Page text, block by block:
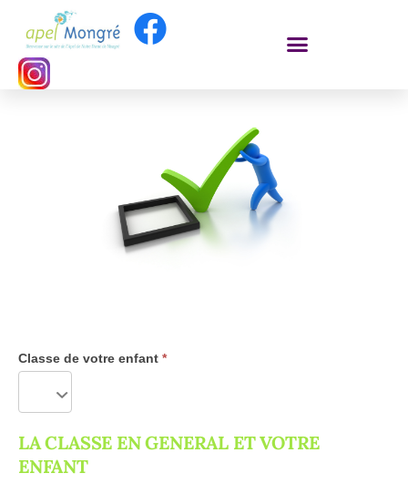
Classes de
premières
CC
2025-
2026
Classe de votre enfant *
LA CLASSE EN GENERAL ET VOTRE
ENFANT